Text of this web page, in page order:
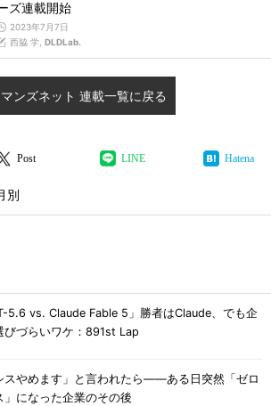
ズ連載開始
2023年7月7日
西脇 学, DLDLab.
ンズネット 連載一覧に戻る
Post LINE Hatena
別
5.6 vs. Claude Fable 5」勝者はClaude、でも企
びづらいワケ：891st Lap
スやめます」と言われたら――ある日突然「ゼロ
」になった企業のその後